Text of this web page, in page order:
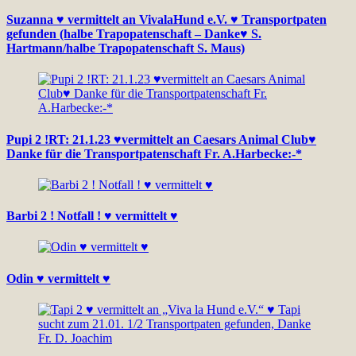
Suzanna ♥ vermittelt an VivalaHund e.V. ♥ Transportpaten
gefunden (halbe Trapopatenschaft – Danke♥ S.
Hartmann/halbe Trapopatenschaft S. Maus)
Pupi 2 !RT: 21.1.23 ♥vermittelt an Caesars Animal Club♥
Danke für die Transportpatenschaft Fr. A.Harbecke:-*
Barbi 2 ! Notfall ! ♥ vermittelt ♥
Odin ♥ vermittelt ♥